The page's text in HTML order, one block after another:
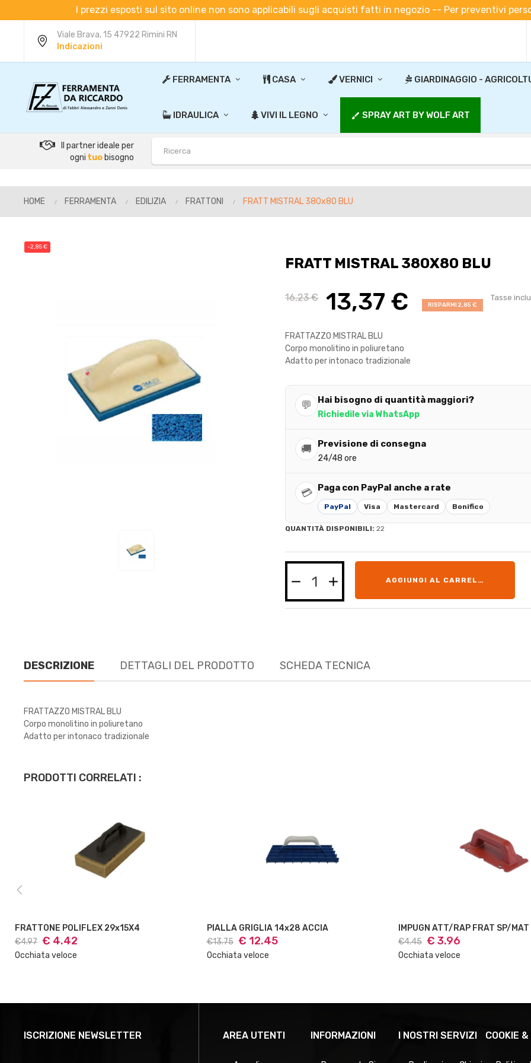
I prezzi esposti sul sito online non sono applicabili sugli acquisti fatti in negozio -- Per preventivi
Viale Brava, 15 47922 Rimini RN
Indicazioni
FERRAMENTA CASA VERNICI GIARDINAGGIO -
IDRAULICA VIVI IL LEGNO brush SPRAY ART BY WOLF ART
Il partner ideale per
ogni tuo bisogno
HOME FERRAMENTA EDILIZIA FRATTONI FRATT MISTRAL 380x80 BLU
-2,85 €
FRATT MISTRAL 380X80 BLU
16,23 € 13,37 € RISPARMI 2,85 €
Tasse
FRATTAZZO MISTRAL BLU
Corpo monolitino in poliuretano
Adatto per intonaco tradizionale
💬 Hai bisogno di quantità maggiori?
Richiedile via WhatsApp
🚚 Previsione di consegna
24/48 ore
💳 Paga con PayPal anche a rate
PayPal Visa Mastercard Bonifico
QUANTITÀ DISPONIBILI: 22
AGGIUNGI AL CARRELLO
DESCRIZIONE DETTAGLI DEL PRODOTTO SCHEDA TECNICA
FRATTAZZO MISTRAL BLU
Corpo monolitino in poliuretano
Adatto per intonaco tradizionale
PRODOTTI CORRELATI :
PIALLA GRIGLIA 14x28 ACCIA
€13.75 € 12.45
Occhiata veloce
IMPUGN ATT/RAP FRAT SP/MAT
€4.45 € 3.96
Occhiata veloce
SPUGNA RICAMBIO 13X30
€7.90 € 7.04
Occhiata veloce
ISCRIZIONE NEWSLETTER AREA UTENTI INFORMAZIONI I NOSTRI SERVIZI COOKIE